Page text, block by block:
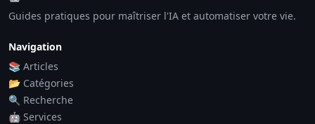
Guides pratiques pour maîtriser l'IA et automatiser votre vie.
Navigation
📚 Articles
📂 Catégories
🔍 Recherche
🤖 Services